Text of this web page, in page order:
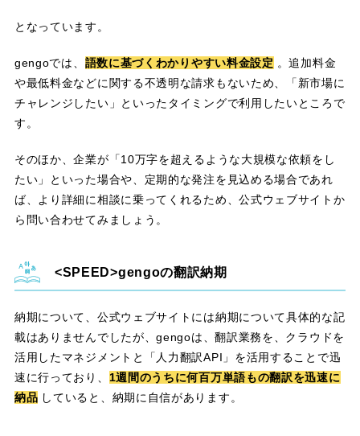
となっています。
gengoでは、 語数に基づくわかりやすい料金設定 。追加料金
や最低料金などに関する不透明な請求もないため、「新市場に
チャレンジしたい」といったタイミングで利用したいところで
す。
そのほか、企業が「10万字を超えるような大規模な依頼をし
たい」といった場合や、定期的な発注を見込める場合であれ
ば、より詳細に相談に乗ってくれるため、公式ウェブサイトか
ら問い合わせてみましょう。
gengoの翻訳納期
納期について、公式ウェブサイトには納期について具体的な記
載はありませんでしたが、gengoは、翻訳業務を、クラウドを
活用したマネジメントと「人力翻訳API」を活用することで迅
速に行っており、 1週間のうちに何百万単語もの翻訳を迅速に
納品 していると、納期に自信があります。